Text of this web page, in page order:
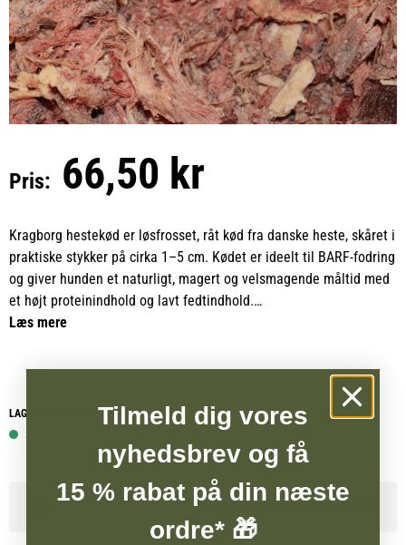
Pris: 66,50 kr
Kragborg hestekød er løsfrosset, råt kød fra danske heste, skåret i
praktiske stykker på cirka 1–5 cm. Kødet er ideelt til BARF-fodring
og giver hunden et naturligt, magert og velsmagende måltid med
et højt proteinindhold og lavt fedtindhold.
mængde, og kødet kan serveres både alene eller som en del af en
Køb 5 stk. Kragborg produkter à 5 kg og få 10 % rabat.
Frostvarer kan kun bestilles til afhentning i butikken i Vamdrup.
Læs mere
LAGERSTATUS WEBSHOP
30 på lager
Tilmeld dig vores
nyhedsbrev og få
15 % rabat på din næste
ordre* 🎁